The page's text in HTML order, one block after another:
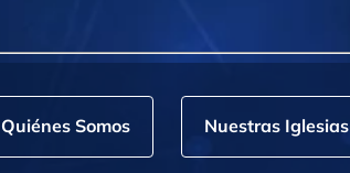
Quiénes Somos Nuestras Iglesias